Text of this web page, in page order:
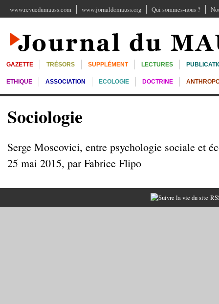
www.revuedumauss.com www.jornaldomauss.org Qui sommes-nous ?
GAZETTE TRÉSORS SUPPLÉMENT LECTURES
ETHIQUE ASSOCIATION ECOLOGIE DOCTRINE
Sociologie
Serge Moscovici, entre psychologie sociale et
25 mai 2015, par Fabrice Flipo